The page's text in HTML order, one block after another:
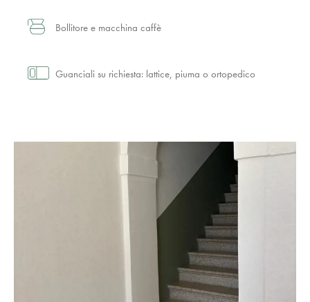
Bollitore e macchina caffè
Guanciali su richiesta: lattice, piuma o ortopedico